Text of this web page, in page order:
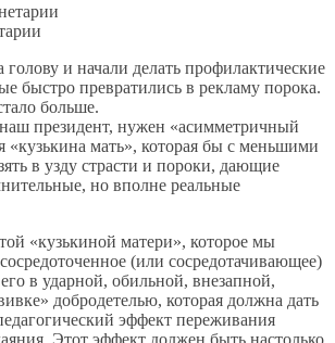
голову и начали делать профилактические
быстро превратились в рекламу порока.
больше.
президент, нужен «асимметричный
«кузькина мать», которая бы с меньшими
в узду страсти и пороки, дающие
но вполне реальные
«кузькиной матери», которое мы
(или сосредотачивающее)
в ударной, обильной, внезапной,
добродетелью, которая должна дать
эффект переживания